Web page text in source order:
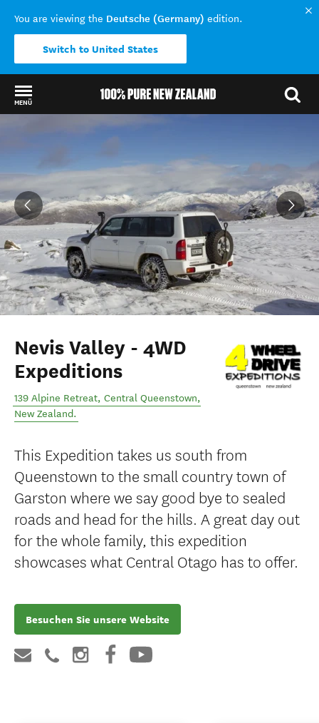
You are viewing the Deutsche (Germany) edition.
Switch to United States
MENÜ
Nevis Valley - 4WD
Expeditions
139 Alpine Retreat, Central Queenstown,
New Zealand.
This Expedition takes us south from
Queenstown to the small country town of
Garston where we say good bye to sealed
roads and head for the hills. A great day out
for the whole family, this expedition
showcases what Central Otago has to offer.
Besuchen Sie unsere Website